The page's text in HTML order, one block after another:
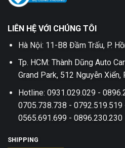
LIÊN HỆ VỚI CHÚNG TÔI
Hà Nội: 11-B8 Đầm Trấu, P.
Tp. HCM: Thành Dũng Auto
Grand Park, 512 Nguyễn Xiển,
Hotline: 0931.029.029 -
0705.738.738 -
0565.691.699 - 0896.230.230
SHIPPING